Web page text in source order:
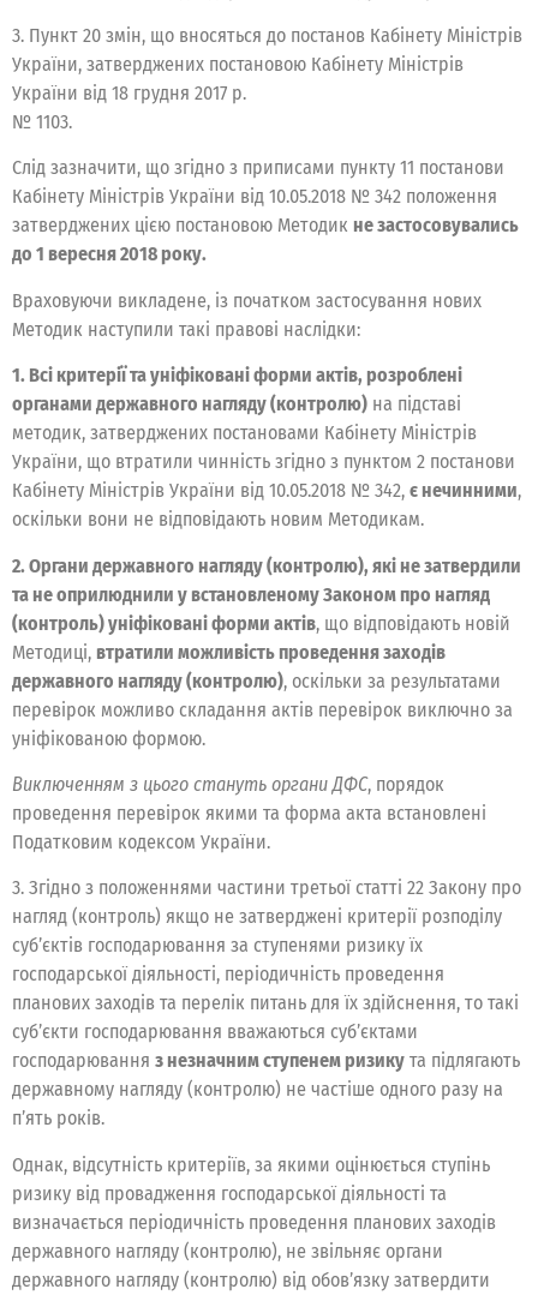
3. Пункт 20 змін, що вносяться до постанов Кабінету Міністрів
України, затверджених постановою Кабінету Міністрів
України від 18 грудня 2017 р.
№ 1103.
Слід зазначити, що згідно з приписами пункту 11 постанови
Кабінету Міністрів України від 10.05.2018 № 342 положення
затверджених цією постановою Методик не застосовувались
до 1 вересня 2018 року.
Враховуючи викладене, із початком застосування нових
Методик наступили такі правові наслідки:
1. Всі критерії та уніфіковані форми актів, розроблені
органами державного нагляду (контролю) на підставі
методик, затверджених постановами Кабінету Міністрів
України, що втратили чинність згідно з пунктом 2 постанови
Кабінету Міністрів України від 10.05.2018 № 342, є нечинними,
оскільки вони не відповідають новим Методикам.
2. Органи державного нагляду (контролю), які не затвердили
та не оприлюднили у встановленому Законом про нагляд
(контроль) уніфіковані форми актів, що відповідають новій
Методиці, втратили можливість проведення заходів
державного нагляду (контролю), оскільки за результатами
перевірок можливо складання актів перевірок виключно за
уніфікованою формою.
Виключенням з цього стануть органи ДФС, порядок
проведення перевірок якими та форма акта встановлені
Податковим кодексом України.
3. Згідно з положеннями частини третьої статті 22 Закону про
нагляд (контроль) якщо не затверджені критерії розподілу
суб’єктів господарювання за ступенями ризику їх
господарської діяльності, періодичність проведення
планових заходів та перелік питань для їх здійснення, то такі
суб’єкти господарювання вважаються суб’єктами
господарювання з незначним ступенем ризику та підлягають
державному нагляду (контролю) не частіше одного разу на
п’ять років.
Однак, відсутність критеріїв, за якими оцінюється ступінь
ризику від провадження господарської діяльності та
визначається періодичність проведення планових заходів
державного нагляду (контролю), не звільняє органи
державного нагляду (контролю) від обов’язку затвердити